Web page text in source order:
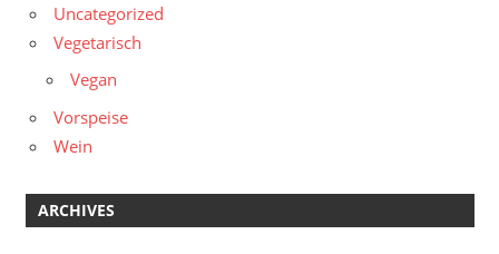
Uncategorized
Vegetarisch
Vegan
Vorspeise
Wein
ARCHIVES